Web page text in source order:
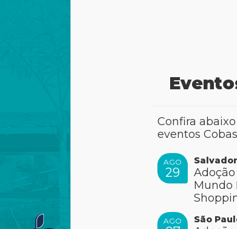
Confira
eventos
AGO
29
Adoção
Mundo
AGO São